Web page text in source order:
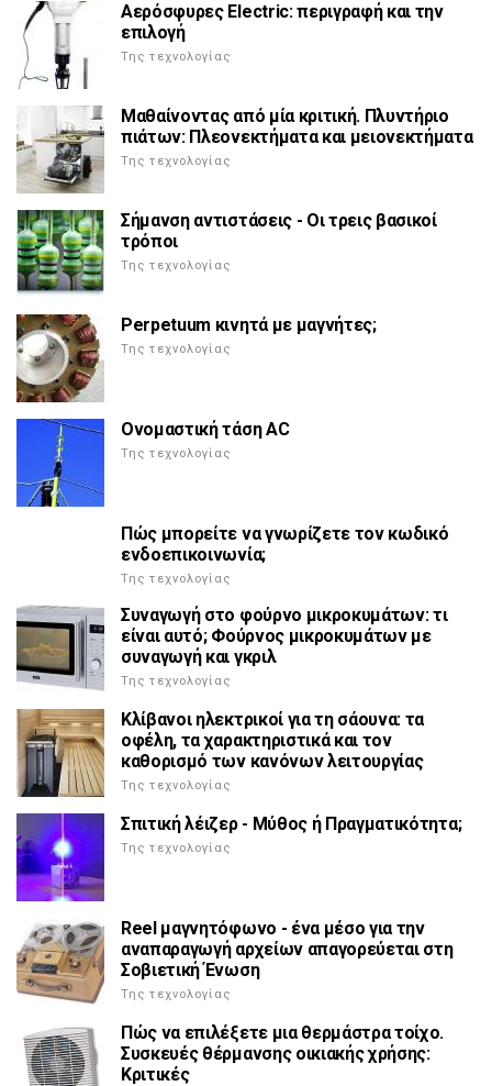
Αερόσφυρες Electric: περιγραφή και την
επιλογή
Της τεχνολογίας
Μαθαίνοντας από μία κριτική. Πλυντήριο
πιάτων: Πλεονεκτήματα και μειονεκτήματα
Της τεχνολογίας
Σήμανση αντιστάσεις - Οι τρεις βασικοί
τρόποι
Της τεχνολογίας
Perpetuum κινητά με μαγνήτες;
Της τεχνολογίας
Ονομαστική τάση AC
Της τεχνολογίας
Πώς μπορείτε να γνωρίζετε τον κωδικό
ενδοεπικοινωνία;
Της τεχνολογίας
Συναγωγή στο φούρνο μικροκυμάτων: τι
είναι αυτό; Φούρνος μικροκυμάτων με
συναγωγή και γκριλ
Της τεχνολογίας
Κλίβανοι ηλεκτρικοί για τη σάουνα: τα
οφέλη, τα χαρακτηριστικά και τον
καθορισμό των κανόνων λειτουργίας
Της τεχνολογίας
Σπιτική λέιζερ - Μύθος ή Πραγματικότητα;
Της τεχνολογίας
Reel μαγνητόφωνο - ένα μέσο για την
αναπαραγωγή αρχείων απαγορεύεται στη
Σοβιετική Ένωση
Της τεχνολογίας
Πώς να επιλέξετε μια θερμάστρα τοίχο.
Συσκευές θέρμανσης οικιακής χρήσης:
Κριτικές